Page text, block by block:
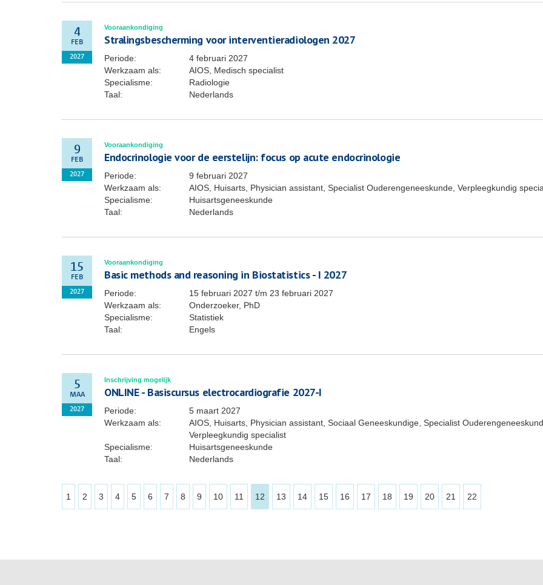
4
FEB
2027
Vooraankondiging
Stralingsbescherming voor interventieradiologen 2027
Periode:
4 februari 2027
Werkzaam als:
AIOS, Medisch specialist
Specialisme:
Radiologie
Taal:
Nederlands
9
FEB
2027
Vooraankondiging
Endocrinologie voor de eerstelijn: focus op acute endocrinologie
Periode:
9 februari 2027
Werkzaam als:
AIOS, Huisarts, Physician assistant, Specialist Ouderengeneeskunde, Verpleegkundig
Specialisme:
Huisartsgeneeskunde
Taal:
Nederlands
15
FEB
2027
Vooraankondiging
Basic methods and reasoning in Biostatistics - I 2027
Periode: 15 februari 2027 t/m 23 februari 2027
Werkzaam als:
Onderzoeker, PhD
Specialisme:
Statistiek
Taal:
Engels
5
MAA
2027
Inschrijving mogelijk
ONLINE - Basiscursus electrocardiografie 2027-I
Periode:
5 maart 2027
Werkzaam als:
AIOS, Huisarts, Physician assistant, Sociaal Geneeskundige, Specialist
Verpleegkundig specialist
Specialisme:
Huisartsgeneeskunde
Taal:
Nederlands
1 2 3 4 5 6 7 8 9 10 11 12 13 14 15 16 17 18 19 20 21 22